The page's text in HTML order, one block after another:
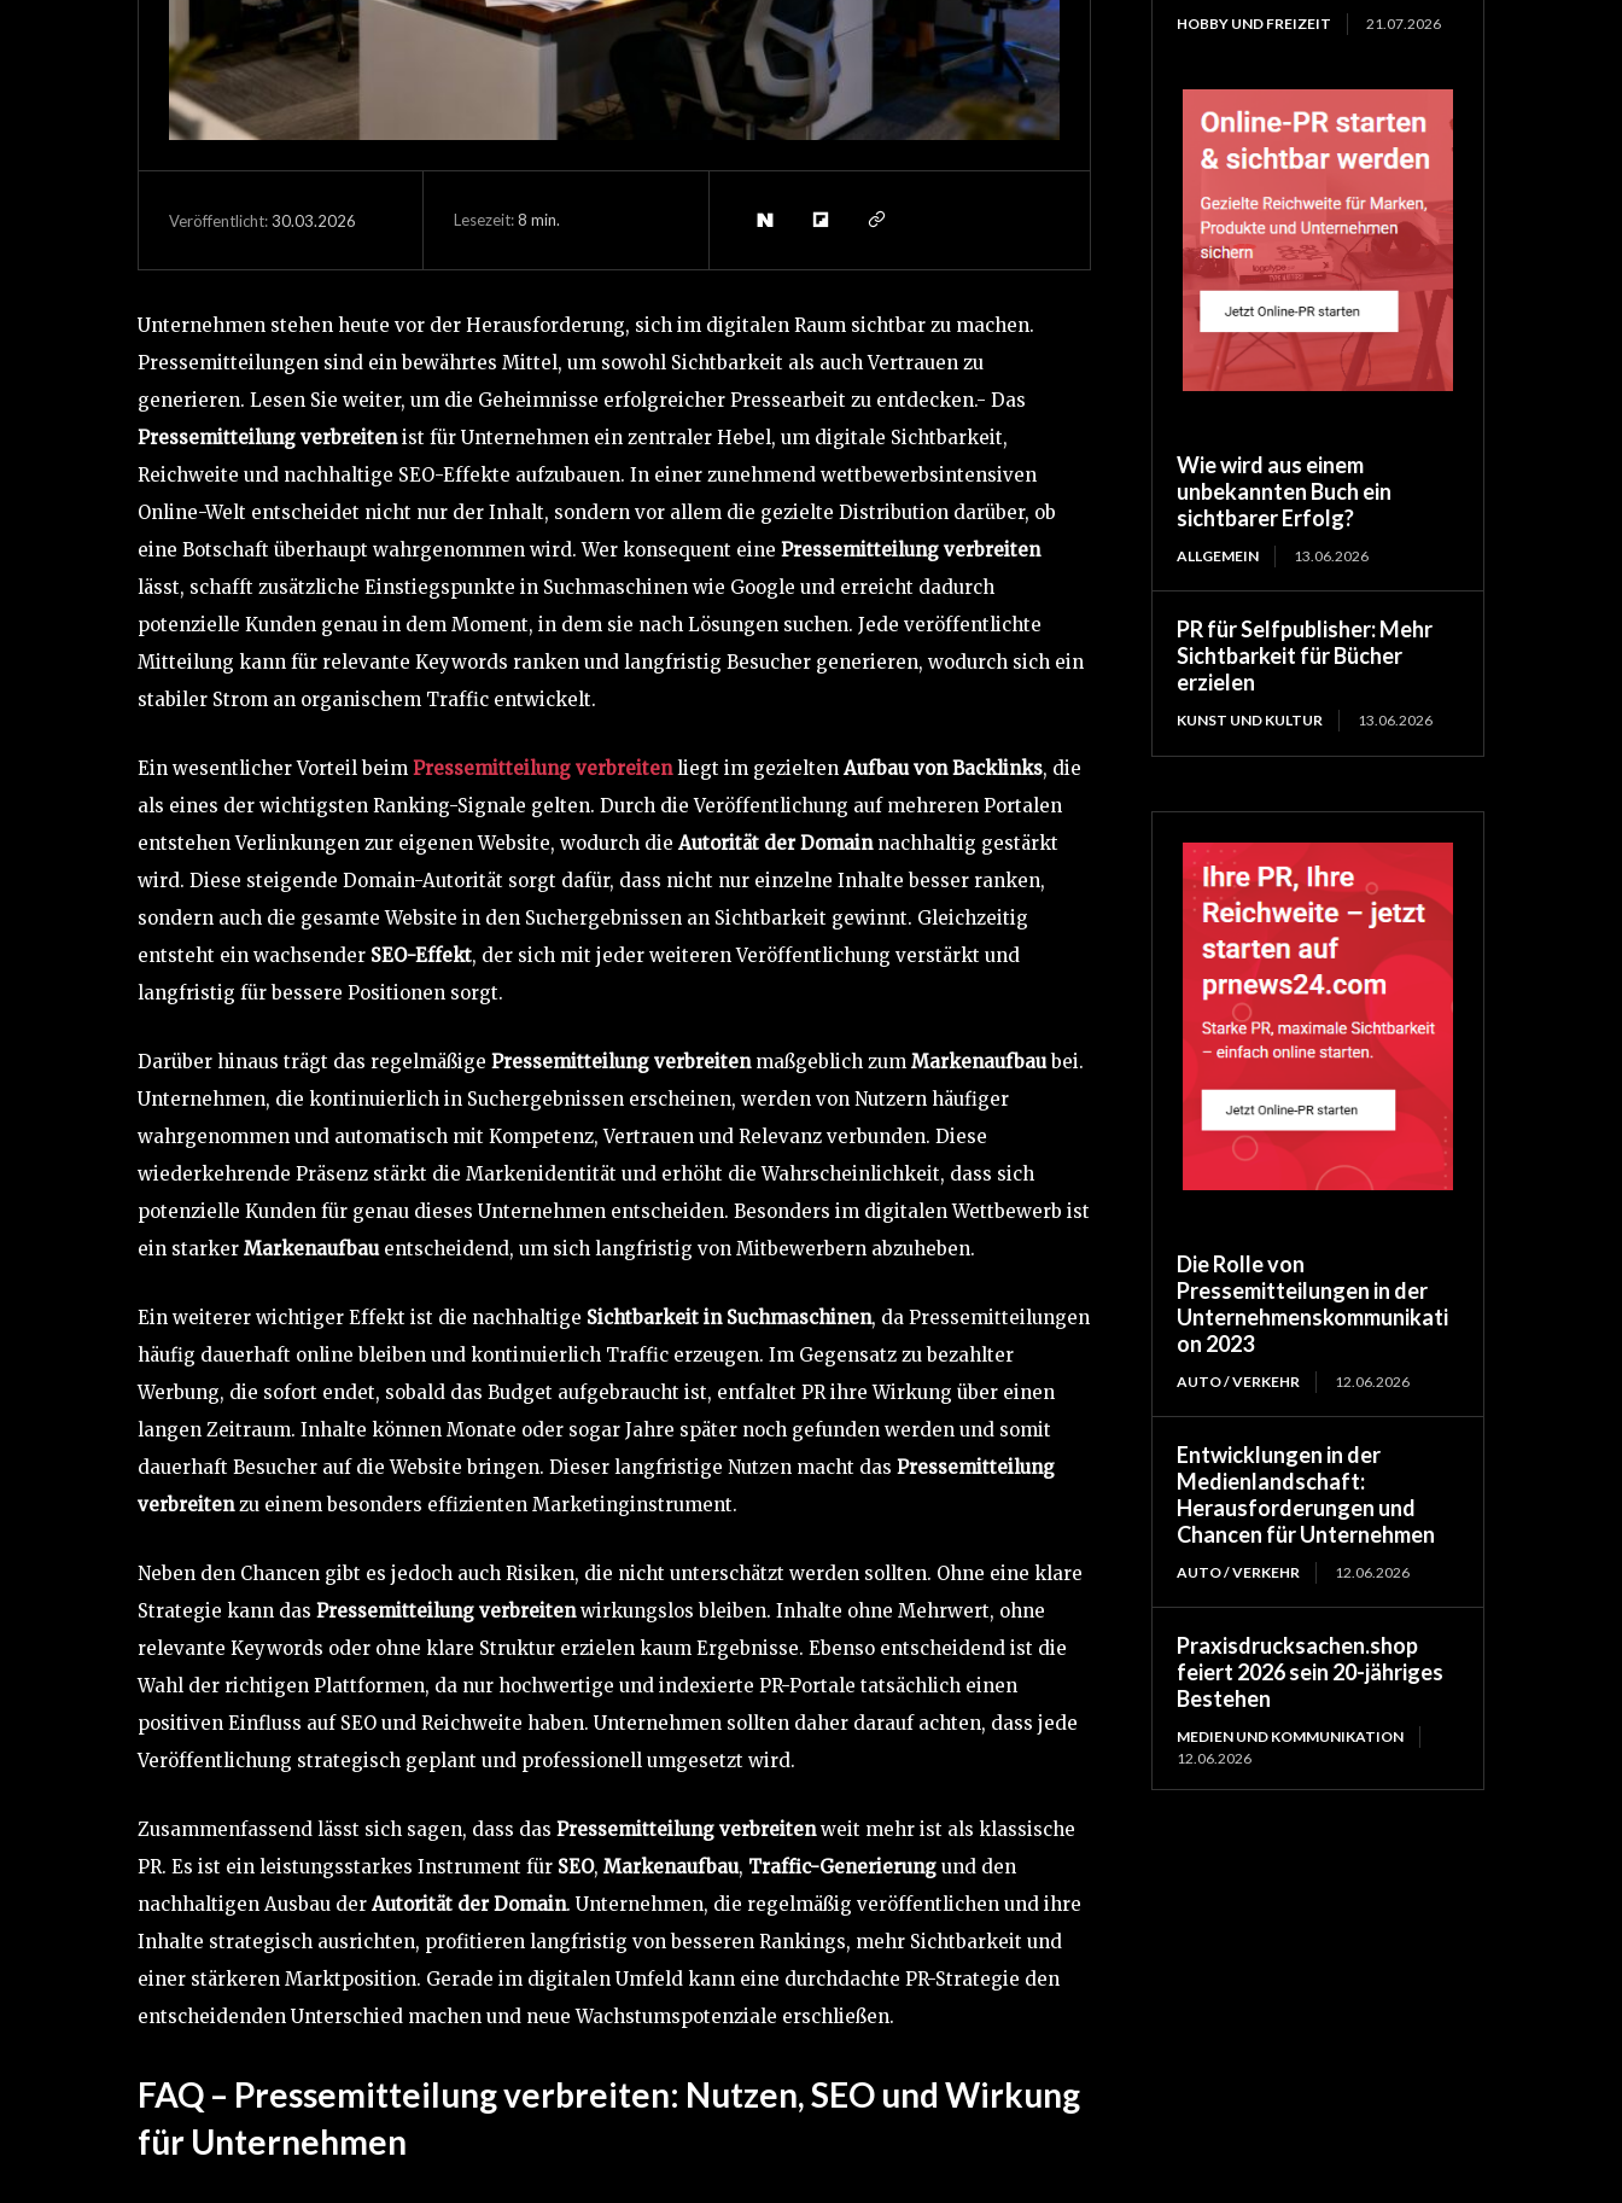
Veröffentlicht:30.03.2026 Lesezeit:8 min.
Unternehmen stehen heute vor der Herausforderung, sich im digitalen Raum sichtbar zu machen.
Pressemitteilungen sind ein bewährtes Mittel, um sowohl Sichtbarkeit als auch Vertrauen zu
generieren. Lesen Sie weiter, um die Geheimnisse erfolgreicher Pressearbeit zu entdecken.- Das
Pressemitteilung verbreitenist für Unternehmen ein zentraler Hebel, um digitale Sichtbarkeit,
Reichweite und nachhaltige SEO-Effekte aufzubauen. In einer zunehmend wettbewerbsintensiven
Online-Welt entscheidet nicht nur der Inhalt, sondern vor allem die gezielte Distribution darüber, ob
eine Botschaft überhaupt wahrgenommen wird. Wer konsequent eine Pressemitteilung verbreiten
lässt, schafft zusätzliche Einstiegspunkte in Suchmaschinen wie Google und erreicht dadurch
potenzielle Kunden genau in dem Moment, in dem sie nach Lösungen suchen. Jede veröffentlichte
Mitteilung kann für relevante Keywords ranken und langfristig Besucher generieren, wodurch sich ein
stabiler Strom an organischem Traffic entwickelt.
Ein wesentlicher Vorteil beim Pressemitteilung verbreitenliegt im gezieltenAufbau von Backlinks, die
als eines der wichtigsten Ranking-Signale gelten. Durch die Veröffentlichung auf mehreren Portalen
entstehen Verlinkungen zur eigenen Website, wodurch dieAutorität der Domainnachhaltig gestärkt
wird. Diese steigende Domain-Autorität sorgt dafür, dass nicht nur einzelne Inhalte besser ranken,
sondern auch die gesamte Website in den Suchergebnissen an Sichtbarkeit gewinnt. Gleichzeitig
entsteht ein wachsender SEO-Effekt, der sich mit jeder weiteren Veröffentlichung verstärkt und
langfristig für bessere Positionen sorgt.
Darüber hinaus trägt das regelmäßige Pressemitteilung verbreitenmaßgeblich zum Markenaufbaubei.
Unternehmen, die kontinuierlich in Suchergebnissen erscheinen, werden von Nutzern häufiger
wahrgenommen und automatisch mit Kompetenz, Vertrauen und Relevanz verbunden. Diese
wiederkehrende Präsenz stärkt die Markenidentität und erhöht die Wahrscheinlichkeit, dass sich
potenzielle Kunden für genau dieses Unternehmen entscheiden. Besonders im digitalen Wettbewerb ist
ein starker Markenaufbauentscheidend, um sich langfristig von Mitbewerbern abzuheben.
Ein weiterer wichtiger Effekt ist die nachhaltige Sichtbarkeit in Suchmaschinen, da Pressemitteilungen
häufig dauerhaft online bleiben und kontinuierlich Traffic erzeugen. Im Gegensatz zu bezahlter
Werbung, die sofort endet, sobald das Budget aufgebraucht ist, entfaltet PR ihre Wirkung über einen
langen Zeitraum. Inhalte können Monate oder sogar Jahre später noch gefunden werden und somit
dauerhaft Besucher auf die Website bringen. Dieser langfristige Nutzen macht das Pressemitteilung
verbreitenzu einem besonders effizienten Marketinginstrument.
Neben den Chancen gibt es jedoch auch Risiken, die nicht unterschätzt werden sollten. Ohne eine klare
Strategie kann das Pressemitteilung verbreitenwirkungslos bleiben. Inhalte ohne Mehrwert, ohne
relevante Keywords oder ohne klare Struktur erzielen kaum Ergebnisse. Ebenso entscheidend ist die
Wahl der richtigen Plattformen, da nur hochwertige und indexierte PR-Portale tatsächlich einen
positiven Einfluss auf SEO und Reichweite haben. Unternehmen sollten daher darauf achten, dass jede
Veröffentlichung strategisch geplant und professionell umgesetzt wird.
Zusammenfassend lässt sich sagen, dass das Pressemitteilung verbreitenweit mehr ist als klassische
PR. Es ist ein leistungsstarkes Instrument für SEO, Markenaufbau, Traffic-Generierung und den
nachhaltigen Ausbau derAutorität der Domain. Unternehmen, die regelmäßig veröffentlichen und ihre
Inhalte strategisch ausrichten, profitieren langfristig von besseren Rankings, mehr Sichtbarkeit und
einer stärkeren Marktposition. Gerade im digitalen Umfeld kann eine durchdachte PR-Strategie den
entscheidenden Unterschied machen und neue Wachstumspotenziale erschließen.
FAQ – Pressemitteilung verbreiten: Nutzen, SEO und Wirkung
für Unternehmen
HOBBY UND FREIZEIT 21.07.2026
Wie wird aus einem
unbekannten Buch ein
sichtbarer Erfolg?
ALLGEMEIN 13.06.2026
PR für Selfpublisher: Mehr
Sichtbarkeit für Bücher
erzielen
KUNST UND KULTUR 13.06.2026
Die Rolle von
Pressemitteilungen in der
Unternehmenskommunikati
on 2023
AUTO / VERKEHR 12.06.2026
Entwicklungen in der
Medienlandschaft:
Herausforderungen und
Chancen für Unternehmen
AUTO / VERKEHR 12.06.2026
Praxisdrucksachen.shop
feiert 2026 sein 20-jähriges
Bestehen
MEDIEN UND KOMMUNIKATION
12.06.2026